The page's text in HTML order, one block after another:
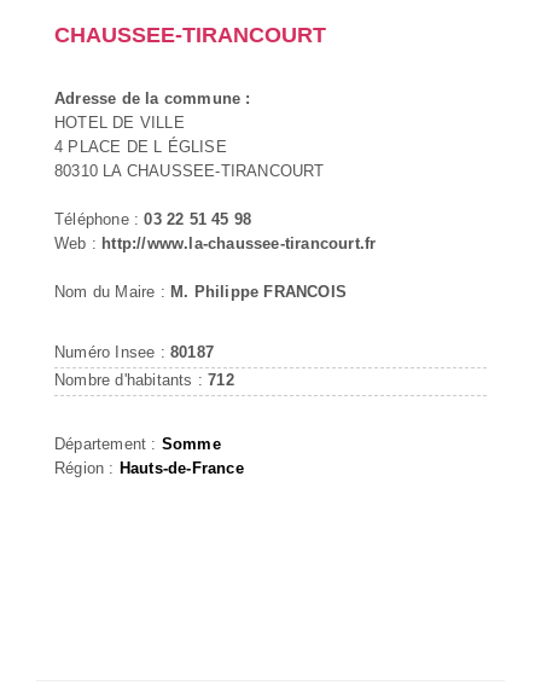
CHAUSSEE-TIRANCOURT
Adresse de la commune :
HOTEL DE VILLE
4 PLACE DE L ÉGLISE
80310 LA CHAUSSEE-TIRANCOURT
Téléphone :03 22 51 45 98
Web : http://www.la-chaussee-tirancourt.fr
Nom du Maire : M. Philippe FRANCOIS
Numéro Insee : 80187
Nombre d'habitants :712
Département : Somme
Région : Hauts-de-France